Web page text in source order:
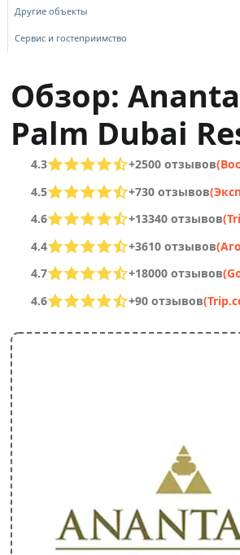
Другие объекты
Сервис и гостеприимство
Обзор:
Palm Dubai
+2500 отзывов
4.3
+730 отзывов
4.5
+13340 отзывов
4.6
+3610 отзывов
4.4
+18000 отзывов
4.7
+90 отзывов
4.6